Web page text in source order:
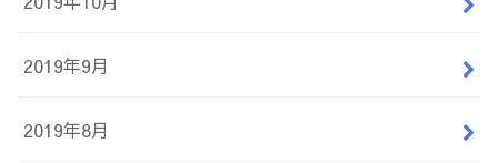
2019年9月
2019年8月